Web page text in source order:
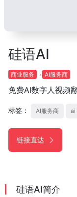
硅语AI
商业服务 AI服务商
免费AI数字人视频
标签： AI服务商 ai
链接直达
硅语AI简介